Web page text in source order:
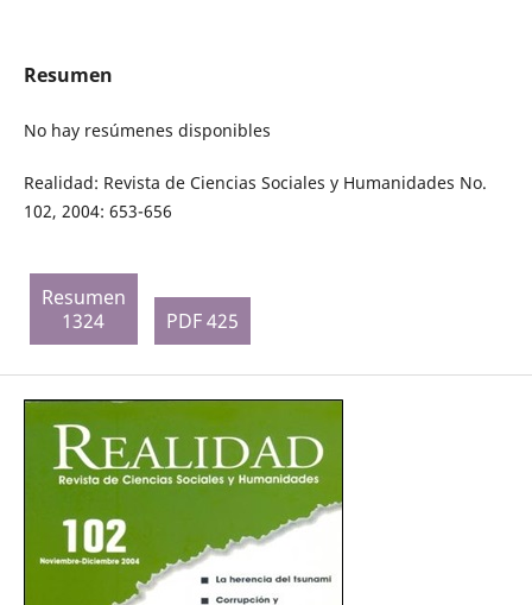
Resumen
No hay resúmenes disponibles
Realidad: Revista de Ciencias Sociales y Humanidades No.
102, 2004: 653-656
Resumen
1324
PDF 425